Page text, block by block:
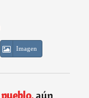
Imagen